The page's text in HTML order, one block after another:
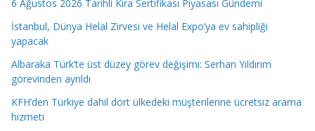
6 Ağustos 2026 Tarihli Kira Sertifikası Piyasası Gündemi
İstanbul, Dünya Helal Zirvesi ve Helal Expo’ya ev sahipliği
yapacak
Albaraka Türk’te üst düzey görev değişimi: Serhan Yıldırım
görevinden ayrıldı
KFH’den Türkiye dahil dört ülkedeki müşterilerine ücretsiz arama
hizmeti